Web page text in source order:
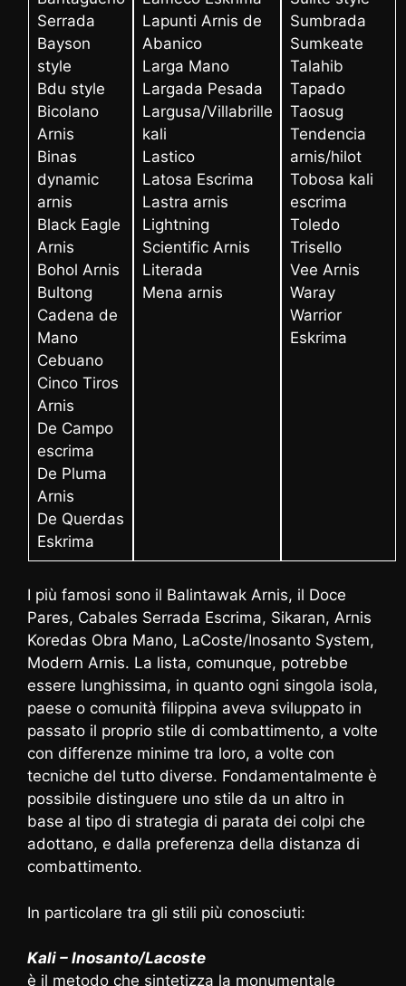
Serrada
Bayson
style
Bdu style
Bicolano
Arnis
Binas
dynamic
arnis
Black Eagle
Arnis
Bohol Arnis
Bultong
Cadena de
Mano
Cebuano
Cinco Tiros
Arnis
De Campo
escrima
De Pluma
Arnis
De Querdas
Eskrima
Lapunti Arnis de
Abanico
Larga Mano
Largada Pesada
Largusa/Villabrille
kali
Lastico
Latosa Escrima
Lastra arnis
Lightning
Scientific Arnis
Literada
Mena arnis
Sumbrada
Sumkeate
Talahib
Tapado
Taosug
Tendencia
arnis/hilot
Tobosa kali
escrima
Toledo
Trisello
Vee Arnis
Waray
Warrior
Eskrima
I più famosi sono il Balintawak Arnis, il Doce
Pares, Cabales Serrada Escrima, Sikaran, Arnis
Koredas Obra Mano, LaCoste/Inosanto System,
Modern Arnis. La lista, comunque, potrebbe
essere lunghissima, in quanto ogni singola isola,
paese o comunità filippina aveva sviluppato in
passato il proprio stile di combattimento, a volte
con differenze minime tra loro, a volte con
tecniche del tutto diverse. Fondamentalmente è
possibile distinguere uno stile da un altro in
base al tipo di strategia di parata dei colpi che
adottano, e dalla preferenza della distanza di
combattimento.
In particolare tra gli stili più conosciuti:
Kali – Inosanto/Lacoste
è il metodo che sintetizza la monumentale